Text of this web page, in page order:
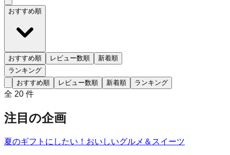
おすすめ順
おすすめ順 レビュー数順
新着順
ランキング
おすすめ順
レビュー数順 新着順 ランキング
全 20 件
注目の企画
夏のギフトにしたい！おいしいグルメ＆スイーツ